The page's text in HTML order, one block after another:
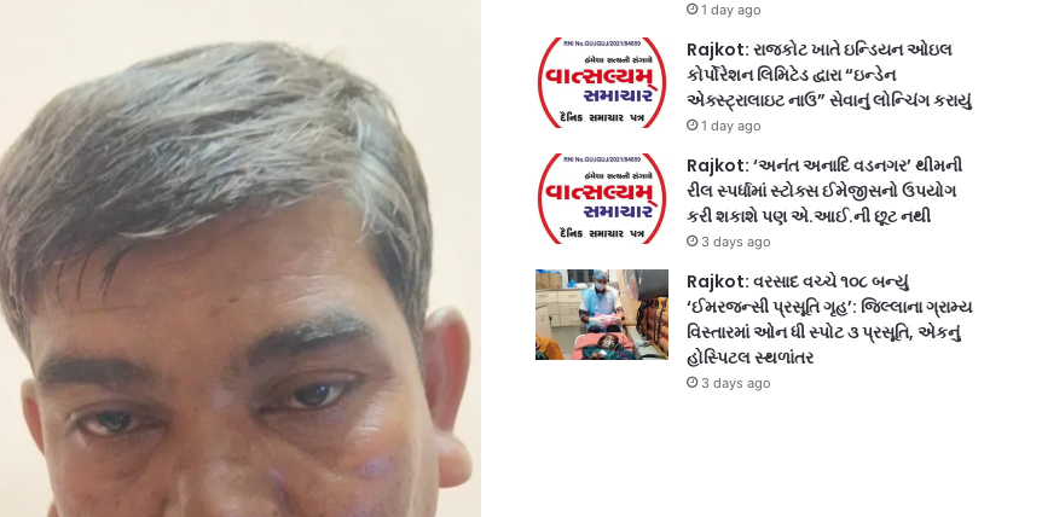
1 day ago
Rajkot: રાજકોટ ખાતે ઇન્ડિયન ઓઇલ
કોર્પોરેશન લિમિટેડ દ્વારા “ઇન્ડેન
એક્સ્ટ્રાલાઇટ નાઉ” સેવાનું લોન્ચિંગ કરાયું
1 day ago
Rajkot: ‘અનંત અનાદિ વડનગર’ થીમની
રીલ સ્પર્ધામાં સ્ટોક્સ ઈમેજીસનો ઉપયોગ
કરી શકાશે પણ એ.આઈ.ની છૂટ નથી
3 days ago
Rajkot: વરસાદ વચ્ચે ૧૦૮ બન્યું
‘ઈમરજન્સી પ્રસૂતિ ગૃહ’: જિલ્લાના ગ્રામ્ય
વિસ્તારમાં ઓન ધી સ્પોટ ૩ પ્રસૂતિ, એકનું
હોસ્પિટલ સ્થળાંતર
3 days ago